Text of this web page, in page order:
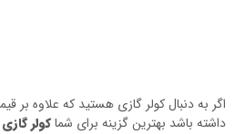
اگر به دنبال کولر گازی هستید که علاوه
داشته باشد بهترین گزینه برای شماکولر